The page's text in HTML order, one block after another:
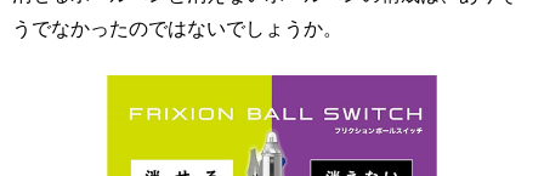
うでなかったのではないでしょうか。